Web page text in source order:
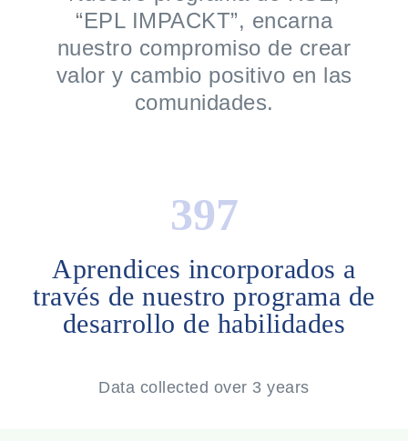
“EPL IMPACKT”, encarna
nuestro compromiso de crear
valor y cambio positivo en las
comunidades.
548
Aprendices incorporados a
través de nuestro programa de
desarrollo de habilidades
Data collected over 3 years